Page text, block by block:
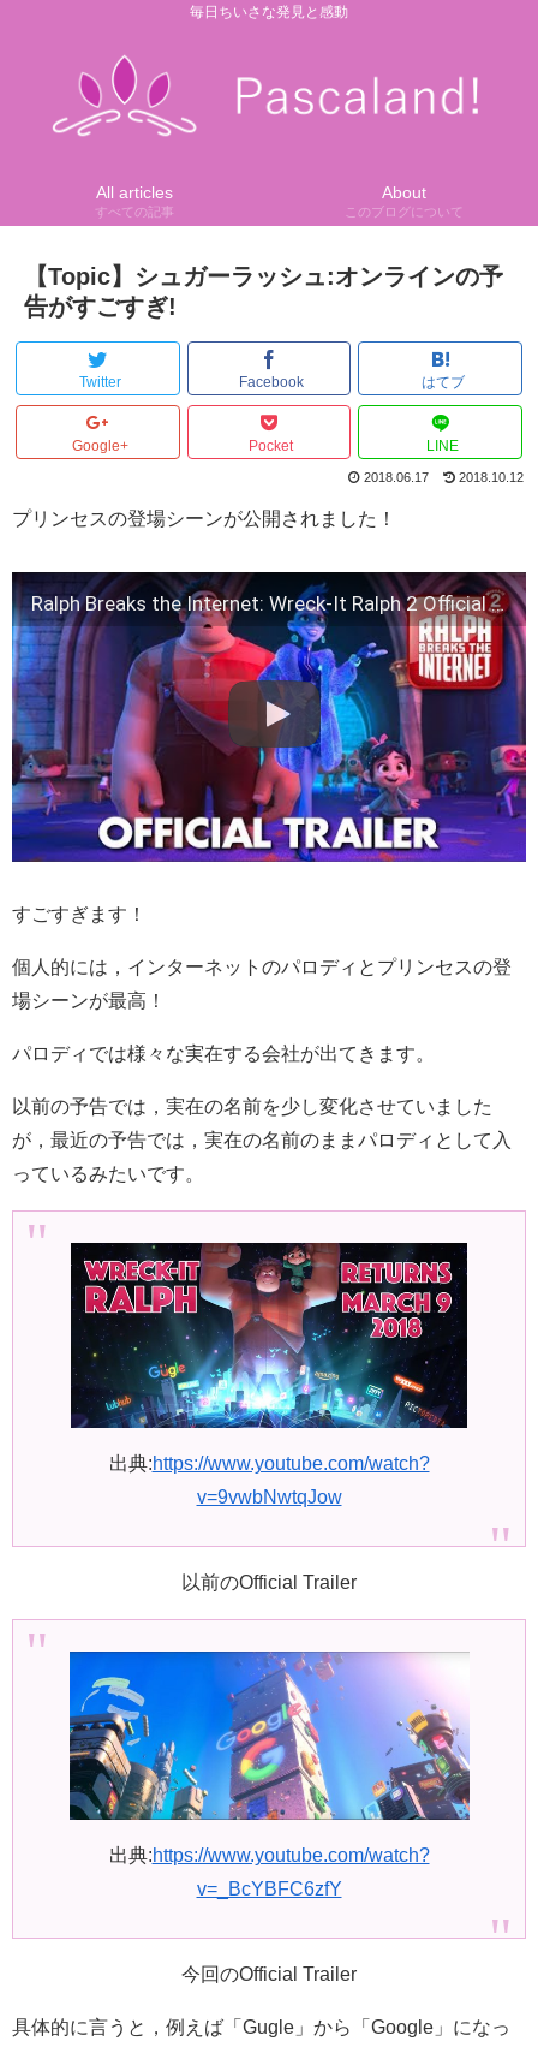
毎日ちいさな発見と感動
All articles
すべての記事
About
このブログについて
【Topic】シュガーラッシュ:オンラインの予
告がすごすぎ!
Twitter Facebook はてブ
Google+ Pocket LINE
2018.06.17 2018.10.12
プリンセスの登場シーンが公開されました！
Ralph Breaks the Internet: Wreck-It Ralph 2 Official Trailer
すごすぎます！
個人的には，インターネットのパロディとプリンセスの登
場シーンが最高！
パロディでは様々な実在する会社が出てきます。
以前の予告では，実在の名前を少し変化させていました
が，最近の予告では，実在の名前のままパロディとして入
っているみたいです。
出典:https://www.youtube.com/watch?
v=9vwbNwtqJow
以前のOfficial Trailer
出典:https://www.youtube.com/watch?
v=_BcYBFC6zfY
今回のOfficial Trailer
具体的に言うと，例えば「Gugle」から「Google」になっ